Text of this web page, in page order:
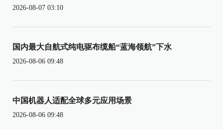
2026-08-07 03:10
国内最大自航式纯电驱布缆船“蓝海领航”下水
2026-08-06 09:48
中国机器人适配全球多元应用场景
2026-08-06 09:48